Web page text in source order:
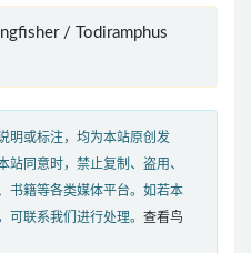
/ Todiramphus
明或标注，均为本站原创发
站同意时，禁止复制、盗用、
书籍等各类媒体平台。如若本
可联系我们进行处理。 查看鸟